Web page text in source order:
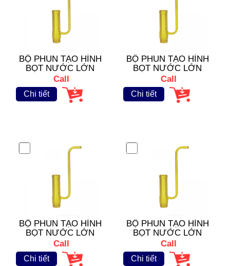
BỘ PHUN TẠO HÌNH
BỌT NƯỚC LỚN
VFB- 1677
Call
Chi tiết
BỘ PHUN TẠO HÌNH
BỌT NƯỚC LỚN
VFB- 1676
Call
Chi tiết
BỘ PHUN TẠO HÌNH
BỌT NƯỚC LỚN
VFB- 1675
Call
Chi tiết
BỘ PHUN TẠO HÌNH
BỌT NƯỚC LỚN
VFB- 1674
Call
Chi tiết